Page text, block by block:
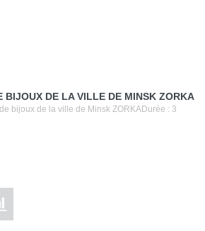
BIJOUX DE LA VILLE DE MINSK ZORKA
bijoux de la ville de Minsk ZORKADurée : 3